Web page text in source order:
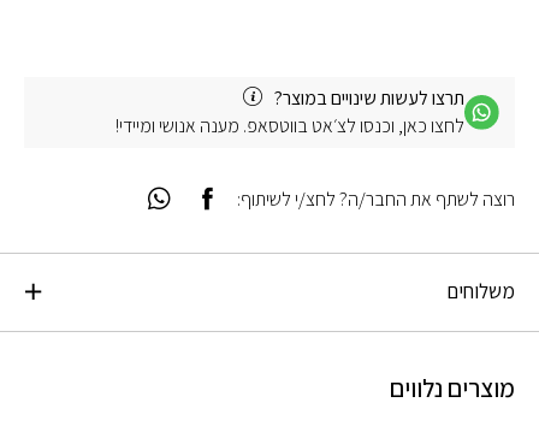
תרצו לעשות שינויים במוצר?
לחצו כאן, וכנסו לצ׳אט בווטסאפ. מענה אנושי ומיידי!
משלוחים
מוצרים נלווים
רוצה לשתף את החבר/ה? לחצ/י לשיתוף: